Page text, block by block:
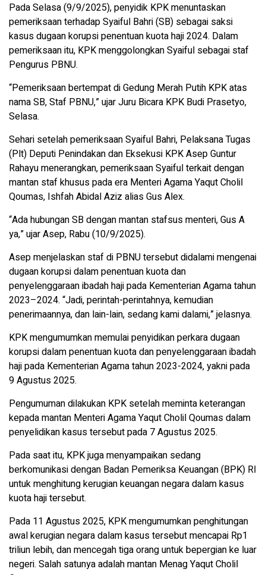
Pada Selasa (9/9/2025), penyidik KPK menuntaskan
pemeriksaan terhadap Syaiful Bahri (SB) sebagai saksi
kasus dugaan korupsi penentuan kuota haji 2024. Dalam
pemeriksaan itu, KPK menggolongkan Syaiful sebagai staf
Pengurus PBNU.
“Pemeriksaan bertempat di Gedung Merah Putih KPK atas
nama SB, Staf PBNU,” ujar Juru Bicara KPK Budi Prasetyo,
Selasa.
Sehari setelah pemeriksaan Syaiful Bahri, Pelaksana Tugas
(Plt) Deputi Penindakan dan Eksekusi KPK Asep Guntur
Rahayu menerangkan, pemeriksaan Syaiful terkait dengan
mantan staf khusus pada era Menteri Agama Yaqut Cholil
Qoumas, Ishfah Abidal Aziz alias Gus Alex.
“Ada hubungan SB dengan mantan stafsus menteri, Gus A
ya,” ujar Asep, Rabu (10/9/2025).
Asep menjelaskan staf di PBNU tersebut didalami mengenai
dugaan korupsi dalam penentuan kuota dan
penyelenggaraan ibadah haji pada Kementerian Agama tahun
2023–2024. “Jadi, perintah-perintahnya, kemudian
penerimaannya, dan lain-lain, sedang kami dalami,” jelasnya.
KPK mengumumkan memulai penyidikan perkara dugaan
korupsi dalam penentuan kuota dan penyelenggaraan ibadah
haji pada Kementerian Agama tahun 2023-2024, yakni pada
9 Agustus 2025.
Pengumuman dilakukan KPK setelah meminta keterangan
kepada mantan Menteri Agama Yaqut Cholil Qoumas dalam
penyelidikan kasus tersebut pada 7 Agustus 2025.
Pada saat itu, KPK juga menyampaikan sedang
berkomunikasi dengan Badan Pemeriksa Keuangan (BPK) RI
untuk menghitung kerugian keuangan negara dalam kasus
kuota haji tersebut.
Pada 11 Agustus 2025, KPK mengumumkan penghitungan
awal kerugian negara dalam kasus tersebut mencapai Rp1
triliun lebih, dan mencegah tiga orang untuk bepergian ke luar
negeri. Salah satunya adalah mantan Menag Yaqut Cholil